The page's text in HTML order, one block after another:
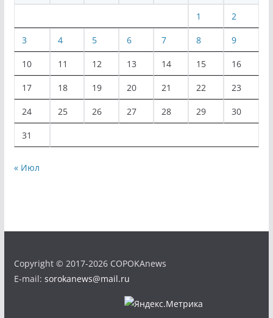
1 2
3 4 5 6 7 8 9
10 11 12 13 14 15 16
17 18 19 20 21 22 23
24 25 26 27 28 29 30
31
« Июл
Copyright © 2017-2026 COPOKAnews
E-mail: sorokanews@mail.ru